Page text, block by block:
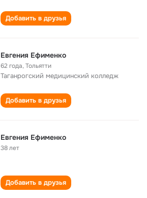
Добавить в друзья
Евгения Ефименко
62 года,Тольятти
Таганрогский медицинский колледж
Добавить в друзья
Евгения Ефименко
38 лет
Добавить в друзья